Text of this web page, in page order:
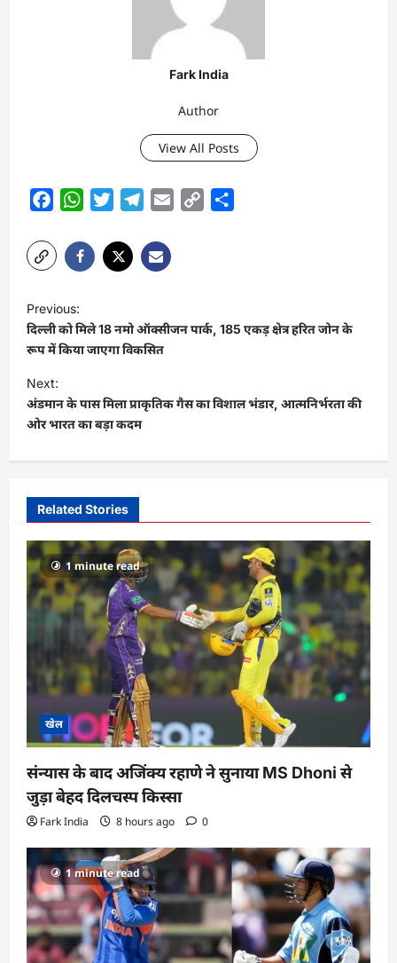
Fark India
Author
View All Posts
FacebookWhatsAppTwitterTelegram
Email
Copy
P
o
s
t
n
a
v
g
a
t
i
n
Previous:
दिल्ली को मिले 18 नमो ऑक्सीजन पार्क, 185 एकड़ क्षेत्र हरित जोन के
रूप में किया जाएगा विकसित
Next:
अंडमान के पास मिला प्राकृतिक गैस का विशाल भंडार, आत्मनिर्भरता की
ओर भारत का बड़ा कदम
Related Stories
1 minute read
खेल
संन्यास के बाद अजिंक्‍य रहाणे ने सुनाया MS Dhoni से
जुड़ा बेहद दिलचस्प किस्सा
Fark India 8 hours ago 0
1 minute read